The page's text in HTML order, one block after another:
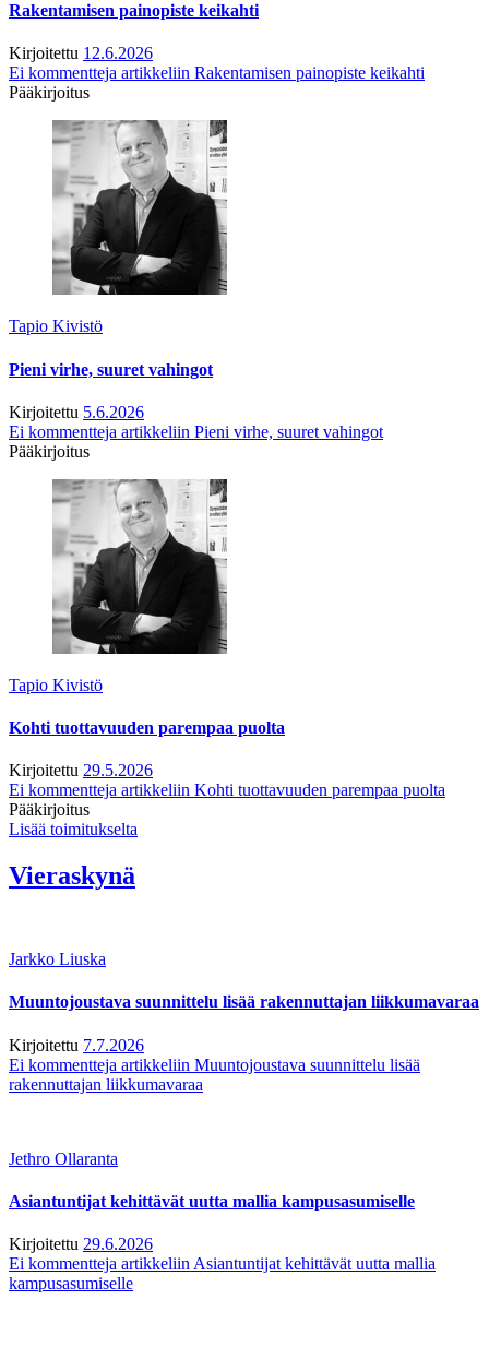
Rakentamisen painopiste keikahti
Kirjoitettu 12.6.2026
Ei kommentteja artikkeliin Rakentamisen painopiste keikahti
Pääkirjoitus
Tapio Kivistö
Pieni virhe, suuret vahingot
Kirjoitettu 5.6.2026
Ei kommentteja artikkeliin Pieni virhe, suuret vahingot
Pääkirjoitus
Tapio Kivistö
Kohti tuottavuuden parempaa puolta
Kirjoitettu 29.5.2026
Ei kommentteja artikkeliin Kohti tuottavuuden parempaa puolta
Pääkirjoitus
Lisää toimitukselta
Vieraskynä
Jarkko Liuska
Muuntojoustava suunnittelu lisää rakennuttajan liikkumavaraa
Kirjoitettu 7.7.2026
Ei kommentteja artikkeliin Muuntojoustava suunnittelu lisää
rakennuttajan liikkumavaraa
Jethro Ollaranta
Asiantuntijat kehittävät uutta mallia kampusasumiselle
Kirjoitettu 29.6.2026
Ei kommentteja artikkeliin Asiantuntijat kehittävät uutta mallia
kampusasumiselle